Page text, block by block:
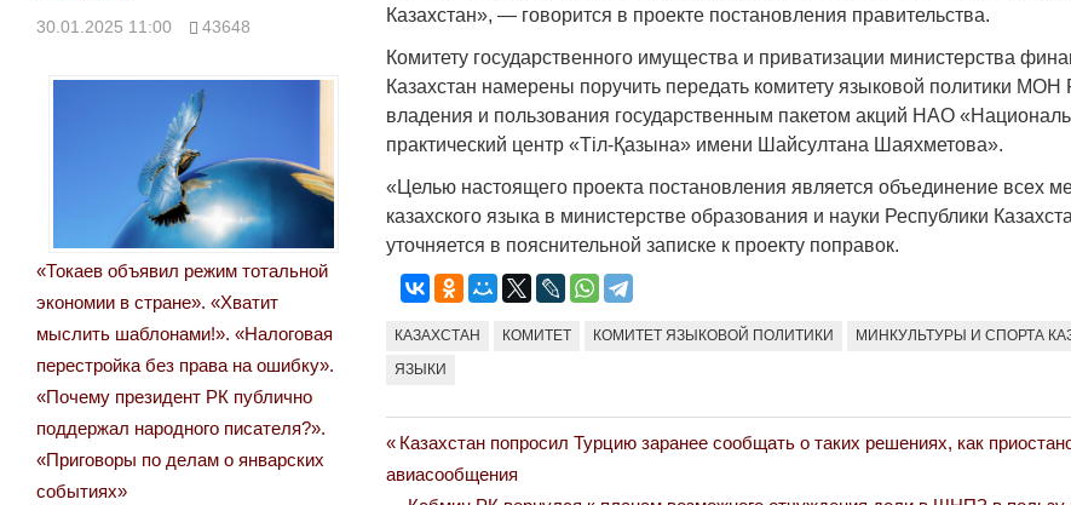
Казахстан», — говорится в проекте постановления правительства.
Комитету государственного имущества и приватизации министерства
Казахстан намерены поручить передать комитету языковой политики МОН
владения и пользования государственным пакетом акций НАО
практический центр «Тіл-Қазына» имени Шайсултана Шаяхметова».
«Целью настоящего проекта постановления является объединение всех
казахского языка в министерстве образования и науки Республики
уточняется в пояснительной записке к проекту поправок.
КАЗАХСТАН КОМИТЕТ КОМИТЕТ ЯЗЫКОВОЙ ПОЛИТИКИ МИНКУЛЬТУРЫ И СПОРТА
ЯЗЫКИ
Навигация
по
Previous
Post:
Казахстан попросил Турцию заранее сообщать о таких решениях, как
авиасообщения
30.01.2025 11:00 43648
«Токаев объявил режим тотальной
экономии в стране». «Хватит
мыслить шаблонами!». «Налоговая
перестройка без права на ошибку».
«Почему президент РК публично
поддержал народного писателя?».
«Приговоры по делам о январских
событиях»
17.10.2024 17:00 29972
Дарига не
30.10.2024